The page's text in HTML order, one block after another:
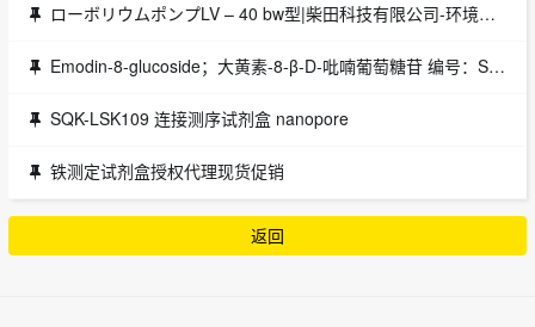
ローボリウムポンプLV – 40 bw型|柴田科技有限公司-环境检测设备、科学仪器的制造销售 | 授权代理
Emodin-8-glucoside；大黄素-8-β-D-吡喃葡萄糖苷 编号：SE8060
SQK-LSK109 连接测序试剂盒 nanopore
铁测定试剂盒授权代理现货促销
返回